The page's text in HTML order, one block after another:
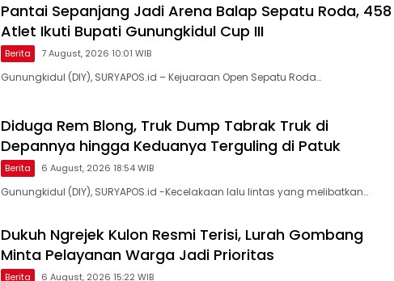
Pantai Sepanjang Jadi Arena Balap Sepatu Roda, 458
Atlet Ikuti Bupati Gunungkidul Cup III
Berita 7 August, 2026 10:01 WIB
Gunungkidul (DIY), SURYAPOS.id – Kejuaraan Open Sepatu Roda…
Diduga Rem Blong, Truk Dump Tabrak Truk di
Depannya hingga Keduanya Terguling di Patuk
Berita 6 August, 2026 18:54 WIB
Gunungkidul (DIY), SURYAPOS.id -Kecelakaan lalu lintas yang melibatkan…
Dukuh Ngrejek Kulon Resmi Terisi, Lurah Gombang
Minta Pelayanan Warga Jadi Prioritas
Berita 6 August, 2026 15:22 WIB